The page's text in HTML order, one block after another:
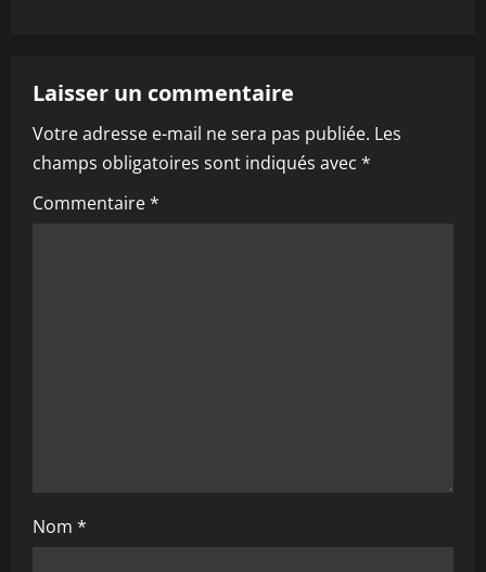
i
o
n
c
Laisser un commentaire
Votre adresse e-mail ne sera pas publiée. Les
champs obligatoires sont indiqués avec *
Commentaire*
Nom *